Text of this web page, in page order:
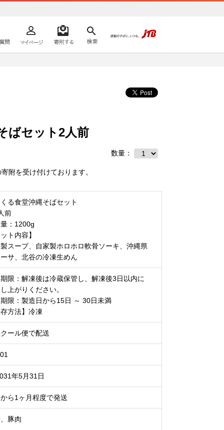
ばセット2人前
数量：
附を受け付けております。
る食堂沖縄そばセット
前
：1200g
ト内容】
スープ、自家製ホロホロ軟骨ソーキ、沖縄県
サ、北谷の冷凍生めん
限：解凍後は冷蔵保管し、解凍後3日以内に
上がりください。
限：製造日から15日 ～ 30日未満
方法】冷凍
ール便で配送
年5月31日
ら1ヶ月程度で発送
豚肉